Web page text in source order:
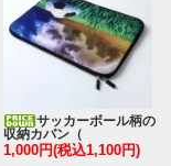
サッカーボール柄の
収納カバン（
1,000円(税込1,100円)